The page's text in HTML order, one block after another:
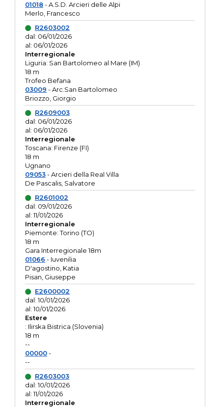
01018- A.S.D. Arcieri delle Alpi
Merlo, Francesco
R2603002
dal: 06/01/2026
al: 06/01/2026
Interregionale
Liguria: San Bartolomeo al Mare (IM)
18 m
Trofeo Befana
03009 - Arc.San Bartolomeo
Briozzo, Giorgio
R2609003
dal: 06/01/2026
al: 06/01/2026
Interregionale
Toscana: Firenze (FI)
18 m
Ugnano
09053- Arcieri della Real Villa
De Pascalis, Salvatore
R2601002
dal: 09/01/2026
al: 11/01/2026
Interregionale
Piemonte: Torino (TO)
18 m
Gara Interregionale 18m
01066 - Iuvenilia
D'agostino, Katia
Pisan, Giuseppe
E2600002
dal: 10/01/2026
al: 10/01/2026
Estere
: Ilirska Bistrica (Slovenia)
18 m
--
00000-
--
R2603003
dal: 10/01/2026
al: 11/01/2026
Interregionale